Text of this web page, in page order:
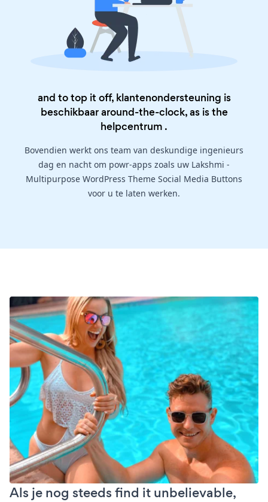
and to top it off, klantenondersteuning is
beschikbaar around-the-clock, as is the
helpcentrum .
Bovendien werkt ons team van deskundige ingenieurs
dag en nacht om powr-apps zoals uw Lakshmi -
Multipurpose WordPress Theme Social Media Buttons
voor u te laten werken.
Als je nog steeds find it unbelievable,